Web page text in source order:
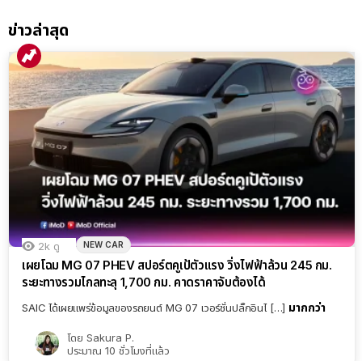
ข่าวล่าสุด
2k ดู NEW CAR
เผยโฉม MG 07 PHEV สปอร์ตคูเป้ตัวแรง วิ่งไฟฟ้าล้วน 245 กม.
ระยะทางรวมไกลทะลุ 1,700 กม. คาดราคาจับต้องได้
SAIC ได้เผยแพร่ข้อมูลของรถยนต์ MG 07 เวอร์ชั่นปลั๊กอินไ […] มากกว่า
โดย Sakura P.
ประมาณ 10 ชั่วโมงที่แล้ว